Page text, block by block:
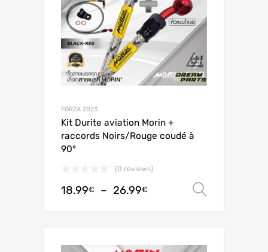
FORZA 2023
Kit Durite aviation Morin +
raccords Noirs/Rouge coudé à
90°
(0 reviews)
18.99€ – 26.99€